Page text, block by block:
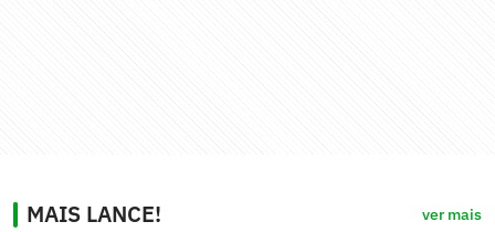
MAIS LANCE! ver mais